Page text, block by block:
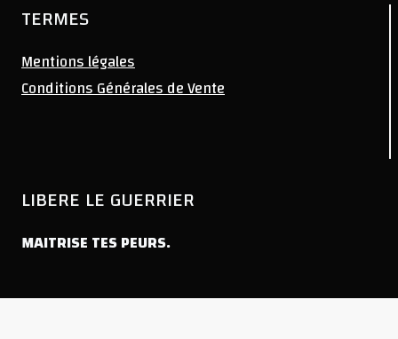
TERMES
Mentions légales
Conditions Générales de Vente
LIBERE LE GUERRIER
MAITRISE TES PEURS.